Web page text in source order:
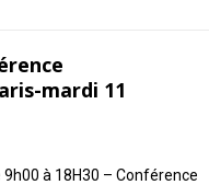
mardi 11
à 18H30 – Conférence